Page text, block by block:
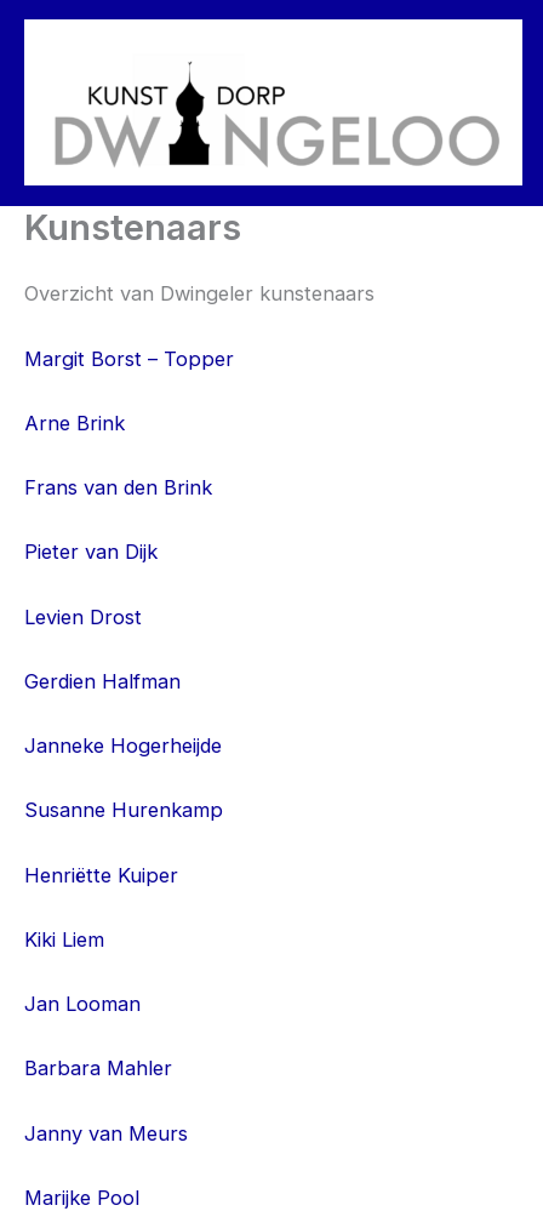
inhoud
Kunstenaars
Overzicht van Dwingeler kunstenaars
Margit Borst – Topper
Arne Brink
Frans van den Brink
Pieter van Dijk
Levien Drost
Gerdien Halfman
Janneke Hogerheijde
Susanne Hurenkamp
Henriëtte Kuiper
Kiki Liem
Jan Looman
Barbara Mahler
Janny van Meurs
Marijke Pool